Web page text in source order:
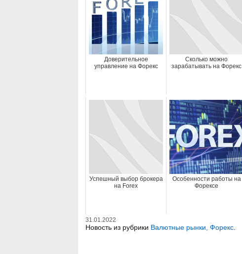
Доверительное
управление на Форекс
Сколько можно
зарабатывать на Форекс
Успешный выбор брокера
на Forex
Особенности работы на
Форексе
31.01.2022
Новость из рубрики Валютные рынки, Форекс